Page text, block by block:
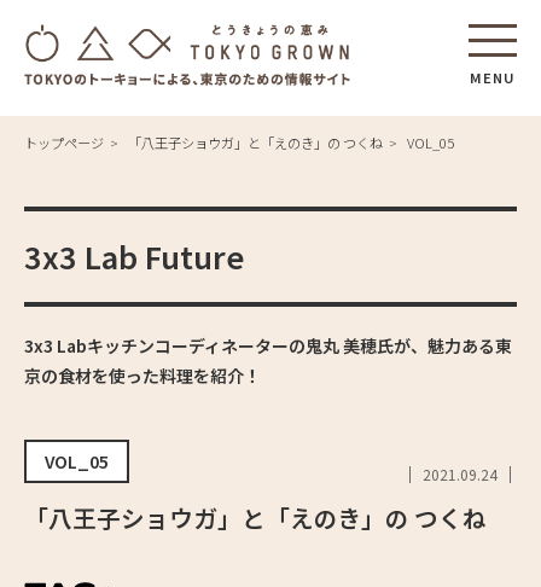
MENU
トップページ 「八王子ショウガ」と「えのき」の つくね VOL_05
3x3 Lab Future
3x3 Labキッチンコーディネーターの鬼丸 美穂氏が、魅力ある東
京の食材を使った料理を紹介！
VOL_05
2021.09.24
「八王子ショウガ」と「えのき」の つくね